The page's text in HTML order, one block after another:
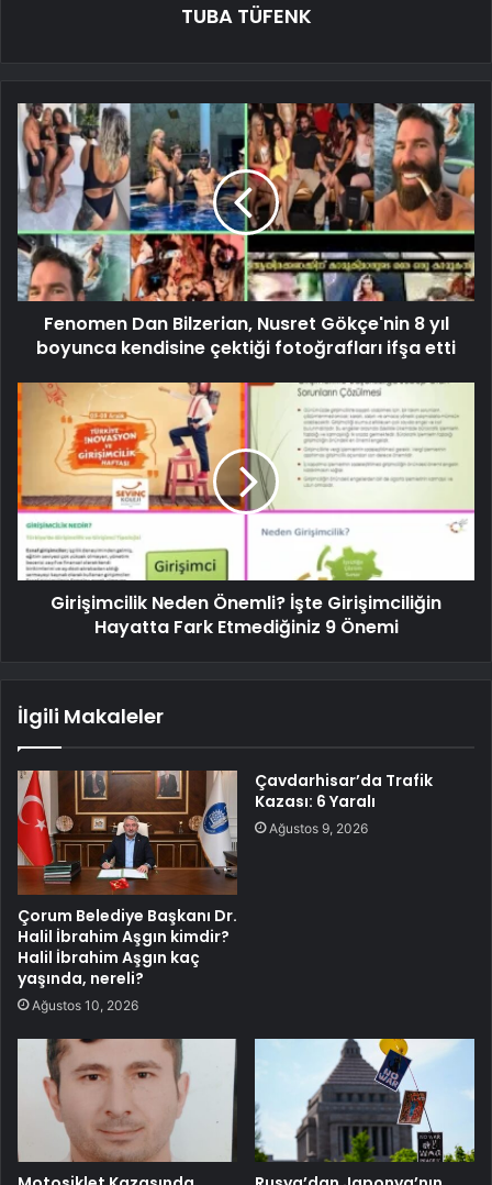
TUBA TÜFENK
Fenomen Dan Bilzerian, Nusret Gökçe'nin 8 yıl
boyunca kendisine çektiği fotoğrafları ifşa etti
Girişimcilik Neden Önemli? İşte Girişimciliğin
Hayatta Fark Etmediğiniz 9 Önemi
İlgili Makaleler
Çorum Belediye Başkanı Dr.
Halil İbrahim Aşgın kimdir?
Halil İbrahim Aşgın kaç
yaşında, nereli?
Ağustos 10, 2026
Çavdarhisar’da Trafik
Kazası: 6 Yaralı
Ağustos 9, 2026